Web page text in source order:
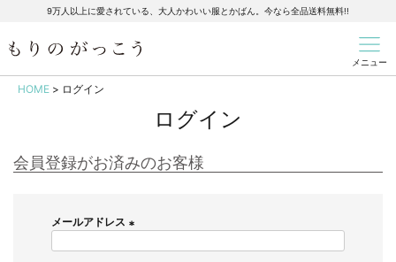
9万人以上に愛されている、大人かわいい服とかばん。今なら全品送料無料!!
メニュー
HOME ログイン
ログイン
会員登録がお済みのお客様
メールアドレス